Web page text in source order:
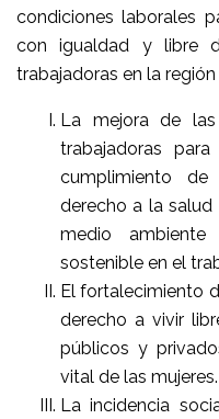
condiciones laborales
con igualdad y libre
trabajadoras en la
La mejora de
trabajadoras
cumplimiento
derecho a la
medio
sostenible en el
El fortalecimiento
derecho a vivir
públicos y
vital de las mujeres.
La incidencia